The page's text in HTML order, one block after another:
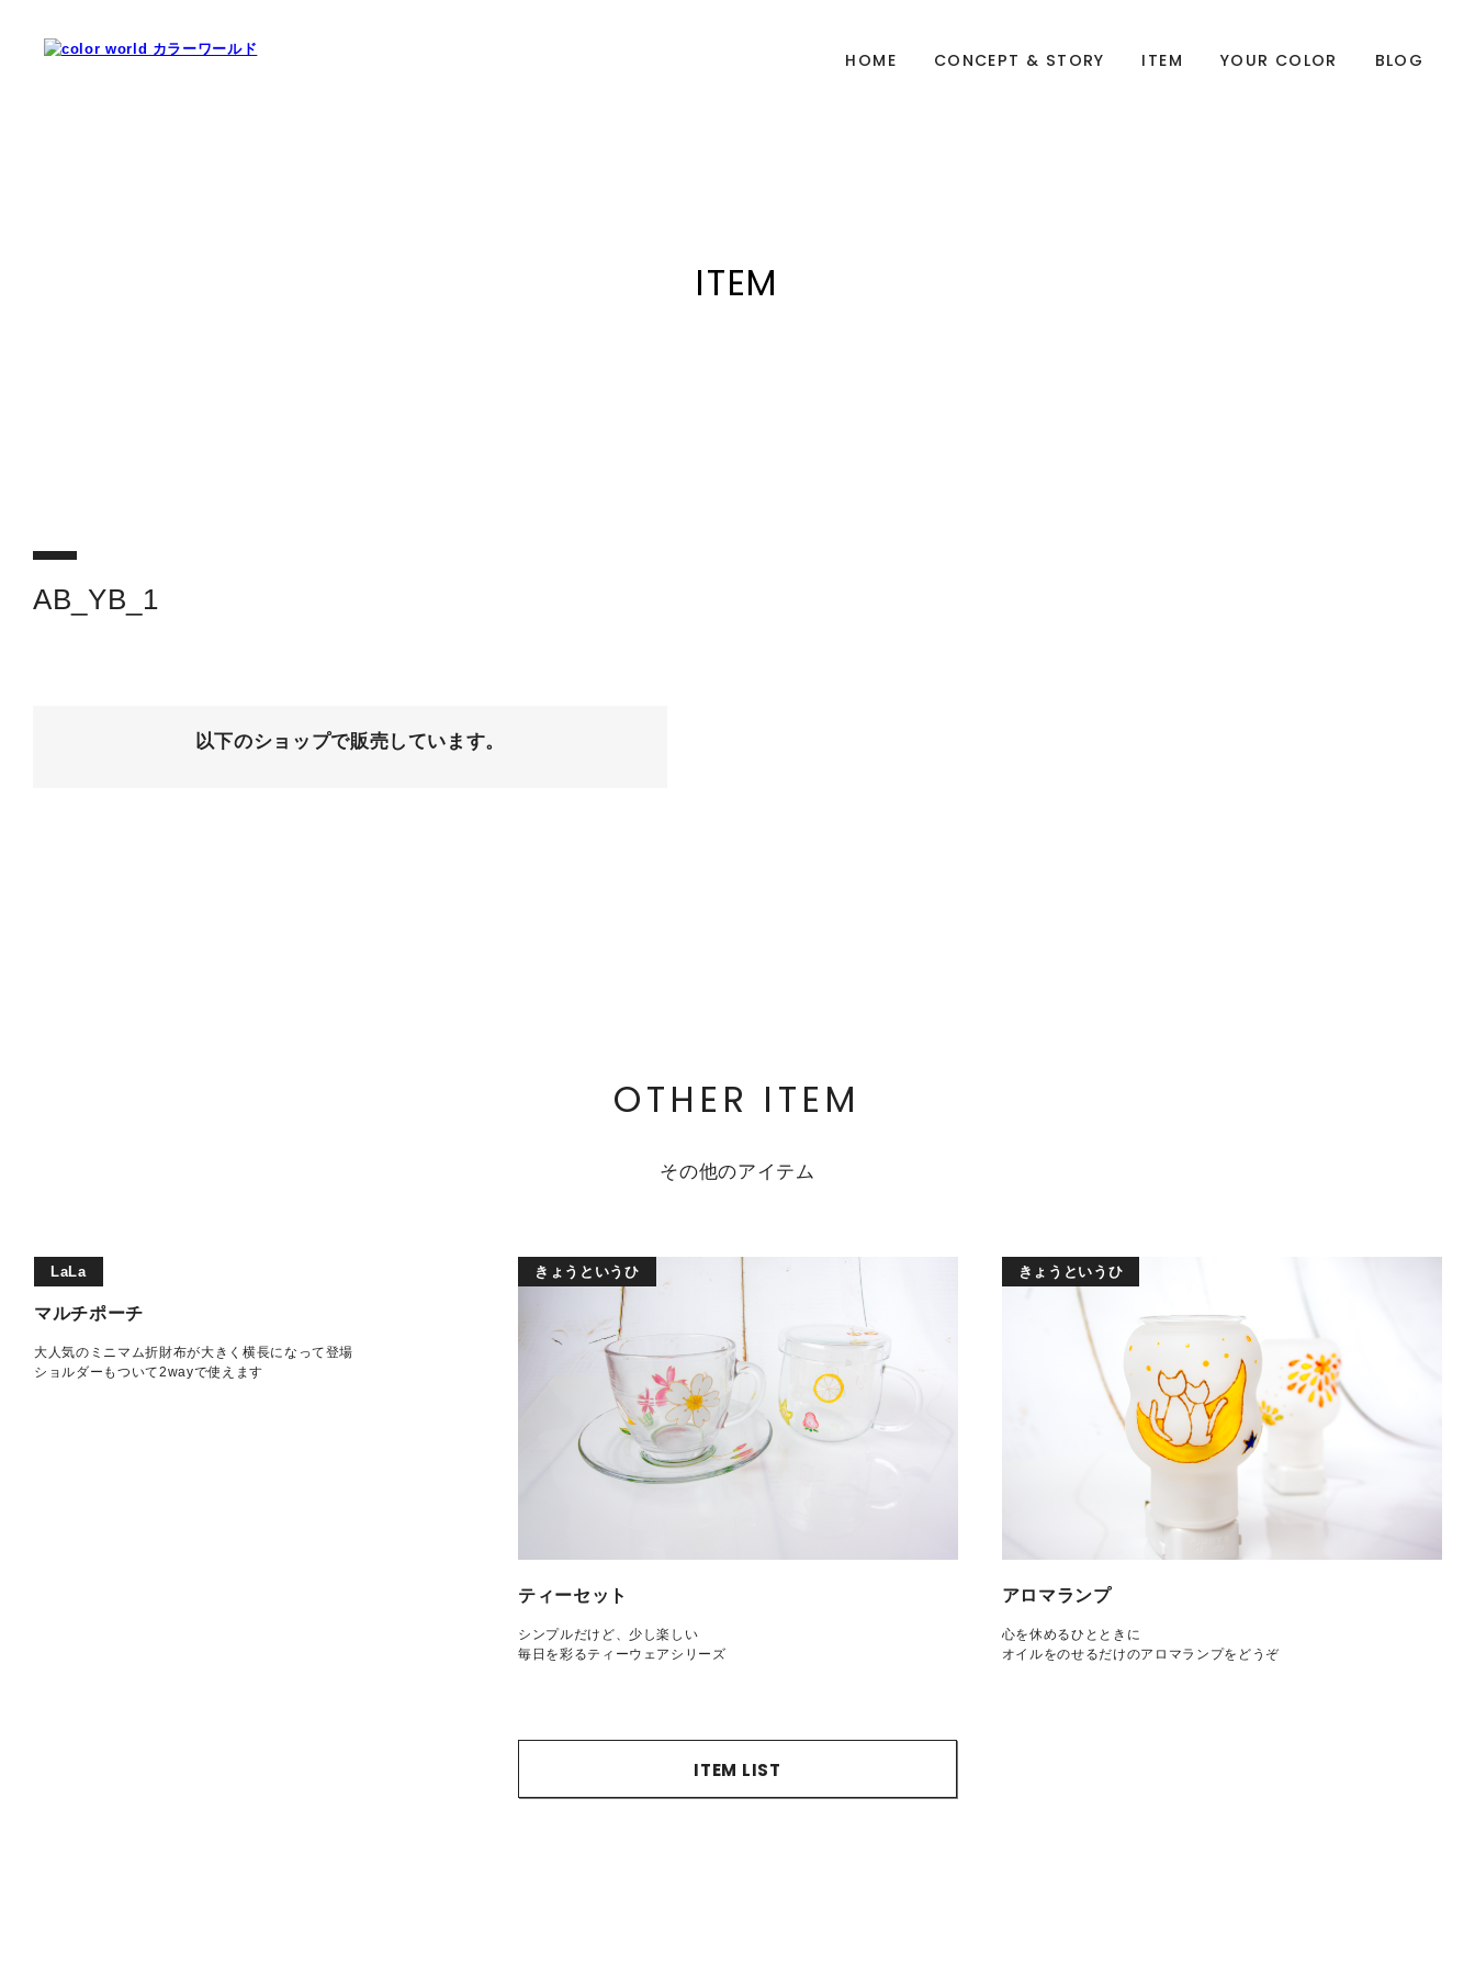
HOME CONCEPT & STORY ITEM YOUR COLOR BLOG
ITEM
AB_YB_1
以下のショップで販売しています。
OTHER ITEM
その他のアイテム
LaLa
マルチポーチ
大人気のミニマム折財布が大きく横長になって登場
ショルダーもついて2wayで使えます
きょうというひ
ティーセット
シンプルだけど、少し楽しい
毎日を彩るティーウェアシリーズ
きょうというひ
アロマランプ
心を休めるひとときに
オイルをのせるだけのアロマランプをどうぞ
ITEM LIST